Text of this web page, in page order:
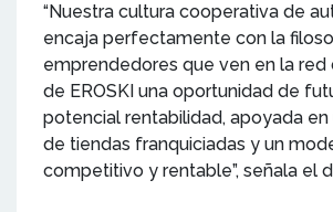
“Nuestra cultura cooperativa de
encaja perfectamente con la
emprendedores que ven en la red
de EROSKI una oportunidad de
potencial rentabilidad, apoyada en
de tiendas franquiciadas y un
competitivo y rentable”, señala el